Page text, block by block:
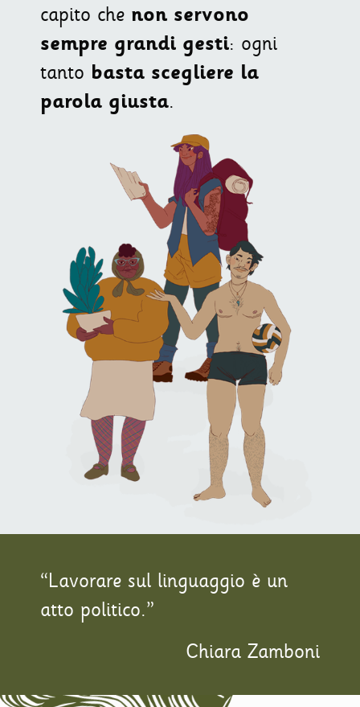
capito che non servono
sempre grandi gesti: ogni
tanto basta scegliere la
parola giusta.
“Lavorare sul linguaggio è un
atto politico.”
Chiara Zamboni